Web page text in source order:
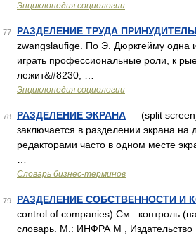
Энциклопедия социологии
77 РАЗДЕЛЕНИЕ ТРУДА
zwangslaufige. По Э. Дюркгейму одна
играть профессиональные роли, к
лежит&#8230; …
Энциклопедия социологии
78 РАЗДЕЛЕНИЕ ЭКРАНА — (split
заключается в разделении экрана
редакторами часто в одном месте
Словарь бизнес-терминов
79 РАЗДЕЛЕНИЕ СОБСТВЕННОСТИ И
control of companies) См.: контроль
словарь. М.: ИНФРА М ,